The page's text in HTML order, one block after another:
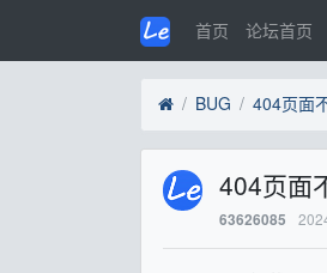
首页 论坛首页
BUG 404页面
404页面
63626085